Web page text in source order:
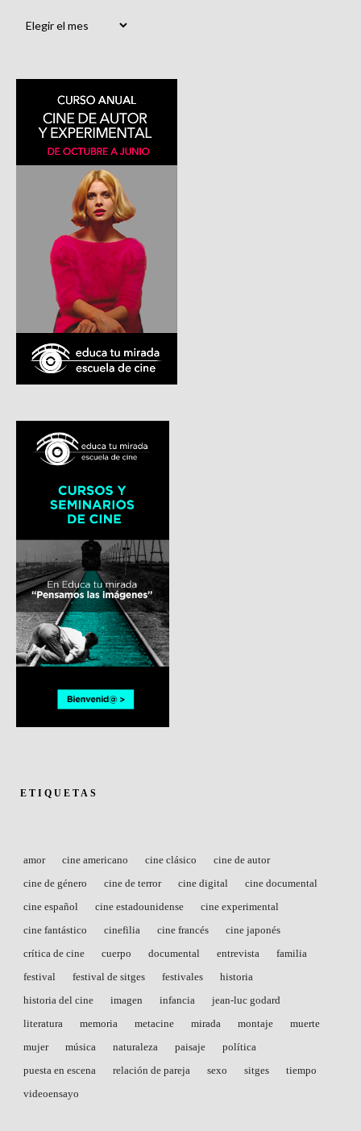
ETIQUETAS
amor cine americano cine clásico
cine de autor
cine de género
cine de terror cine digital
cine documental
cine español
cine estadounidense
cine experimental
cine fantástico
cinefilia cine francés
cine japonés
crítica de cine
cuerpo documental entrevista
familia
festival
festival de sitges festivales
historia
historia del cine
imagen infancia
jean-luc godard
literatura
memoria metacine mirada montaje
muerte
mujer
música naturaleza paisaje
política
puesta en escena
relación de pareja sexo sitges
tiempo
videoensayo